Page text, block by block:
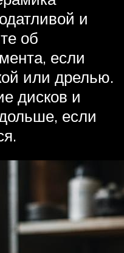
и
об
если
или дрелью.
дисков и
если